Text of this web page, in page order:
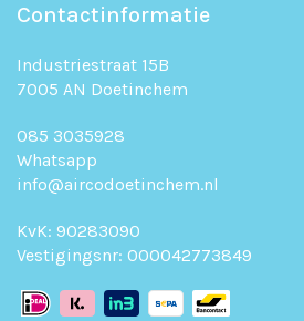
Contactinformatie
Industriestraat 15B
7005 AN Doetinchem
085 3035928
Whatsapp
info@aircodoetinchem.nl
KvK: 90283090
Vestigingsnr: 000042773849